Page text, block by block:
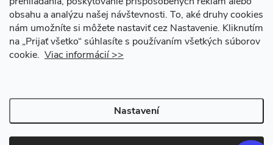
obsahu a analýzu našej návštevnosti. To, aké druhy cookies
nám umožníte si môžete nastaviť cez Nastavenie. Kliknutím
na „Prijať všetko“ súhlasíte s používaním všetkých súborov
cookie. Viac informácií >>
Nastavení
Kontaktní formulář
Copyright 2026Život na kole. Všechna práva vyhrazena.Upravit
nastavení cookies